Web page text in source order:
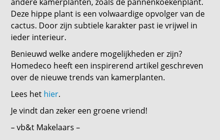
Deze hippe plant is een volwaardige opvolger van de
cactus. Door zijn subtiele karakter past ie vrijwel in
ieder interieur.
Benieuwd welke andere mogelijkheden er zijn?
Homedeco heeft een inspirerend artikel geschreven
over de nieuwe trends van kamerplanten.
Lees het hier.
Je vindt dan zeker een groene vriend!
– vb&t Makelaars –